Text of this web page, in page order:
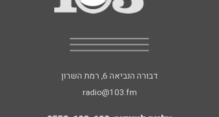
דבורה הנביאה 6, רמת השרון
radio@103.fm